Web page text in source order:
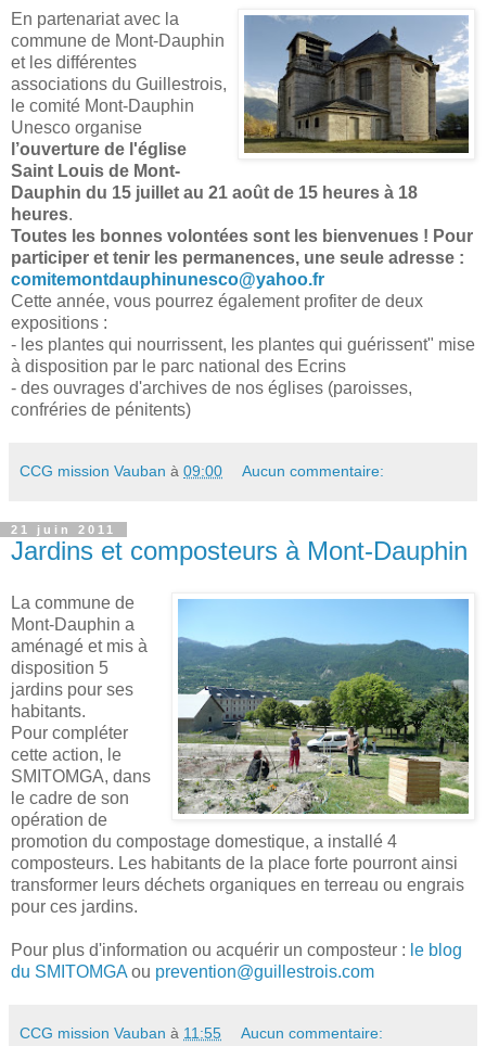
En partenariat avec la
commune de Mont-Dauphin
et les différentes
associations du Guillestrois,
le comité Mont-Dauphin
Unesco organise
l’ouverture de l'église
Saint Louis de Mont-
Dauphin du 15 juillet au 21 août de 15 heures à 18
heures.
Toutes les bonnes volontées sont les bienvenues ! Pour
participer et tenir les permanences, une seule adresse :
comitemontdauphinunesco@yahoo.fr
Cette année, vous pourrez également profiter de deux
expositions :
- les plantes qui nourrissent, les plantes qui guérissent" mise
à disposition par le parc national des Ecrins
- des ouvrages d'archives de nos églises (paroisses,
confréries de pénitents)
CCG mission Vauban à 09:00 Aucun commentaire:
21 juin 2011
Jardins et composteurs à Mont-Dauphin
La commune de
Mont-Dauphin a
aménagé et mis à
disposition 5
jardins pour ses
habitants.
Pour compléter
cette action, le
SMITOMGA, dans
le cadre de son
opération de
promotion du compostage domestique, a installé 4
composteurs. Les habitants de la place forte pourront ainsi
transformer leurs déchets organiques en terreau ou engrais
pour ces jardins.
Pour plus d'information ou acquérir un composteur : le blog
du SMITOMGA ou prevention@guillestrois.com
CCG mission Vauban à 11:55 Aucun commentaire: